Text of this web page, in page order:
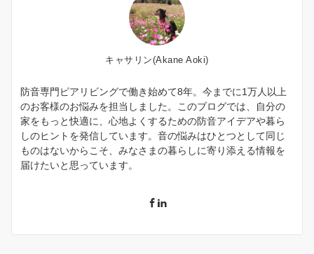
キャサリン(Akane Aoki)
防音専門ピアリビングで働き始めて8年。今までに1万人以上
のお客様のお悩みを担当しました。このブログでは、自分の
家をもっと快適に、心地よくするための防音アイデアや暮ら
しのヒントを発信しています。音の悩みはひとつとして同じ
ものはないからこそ、みなさまの暮らしに寄り添える情報を
届けたいと思っています。